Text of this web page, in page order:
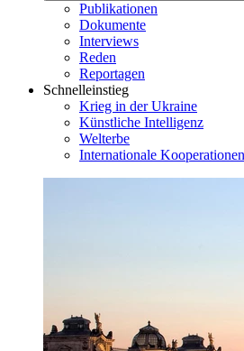
Publikationen
Dokumente
Interviews
Reden
Reportagen
Schnelleinstieg
Krieg in der Ukraine
Künstliche Intelligenz
Welterbe
Internationale Kooperationen